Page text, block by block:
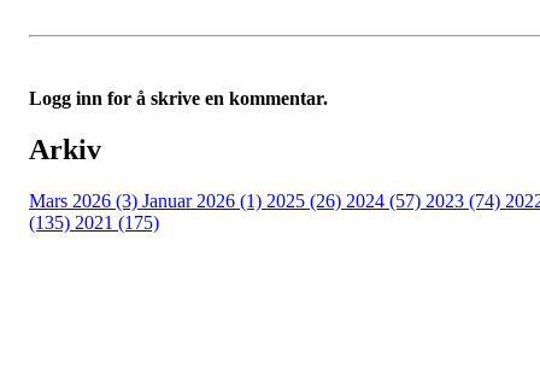
Logg inn for å skrive en kommentar.
Arkiv
Mars 2026 (3) Januar 2026 (1) 2025 (26) 2024 (57) 2023 (74)
(135) 2021 (175)